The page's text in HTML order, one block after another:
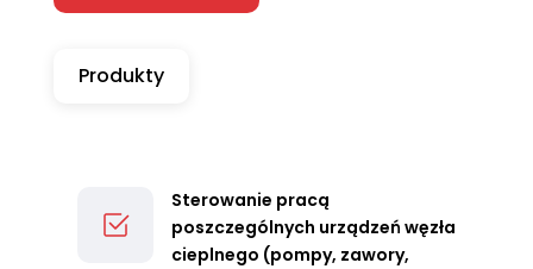
Produkty
Sterowanie pracą
poszczególnych urządzeń węzła
cieplnego (pompy, zawory,